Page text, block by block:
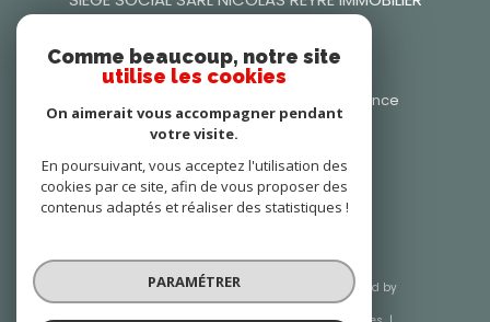
0466509942
nicolasreyre30@gmail.com
106 Rue Frédéric Mistral, 30126 Tavel, France
30126 tavel
Nous suivre sur
© 2026 | Tous droits réservés | Traduction powered by
Google |
Comme beaucoup, notre site
utilise les cookies
On aimerait vous accompagner pendant
votre visite.
En poursuivant, vous acceptez l'utilisation des
cookies par ce site, afin de vous proposer des
contenus adaptés et réaliser des statistiques !
PARAMÉTRER